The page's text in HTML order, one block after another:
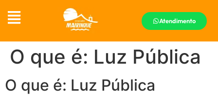
Atendimento
O que é: Luz Pública
O que é: Luz Pública